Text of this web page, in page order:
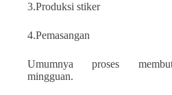
3.Produksi stiker
4.Pemasangan
Umumnya proses
mingguan.